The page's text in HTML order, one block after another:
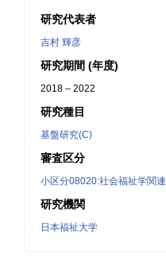
研究代表者
吉村 輝彦
研究期間 (年度)
2018 – 2022
研究種目
基盤研究(C)
審査区分
小区分08020:社会福祉学関連
研究機関
日本福祉大学